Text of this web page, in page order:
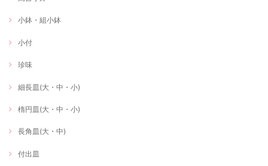
小鉢・組小鉢
小付
珍味
細長皿(大・中・小)
楕円皿(大・中・小)
長角皿(大・中)
付出皿